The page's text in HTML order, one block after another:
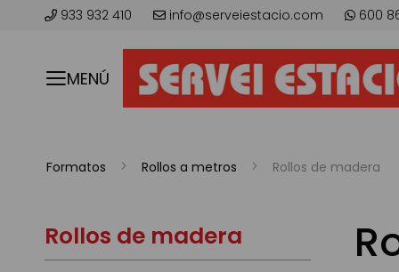
933 932 410 info@serveiestacio.com 600
MENÚ
Formatos Rollos a metros Rollos de madera
Rollos de madera